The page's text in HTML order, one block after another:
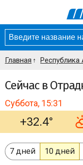
Главная Республика
Сейчас в
Суббота, 15:31
+32.4°
7 дней 10 дней